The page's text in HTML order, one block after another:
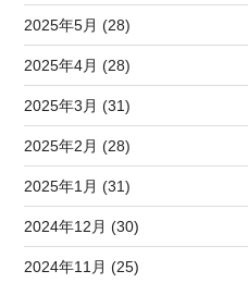
2025年5月 (28)
2025年4月 (28)
2025年3月 (31)
2025年2月 (28)
2025年1月 (31)
2024年12月 (30)
2024年11月 (25)